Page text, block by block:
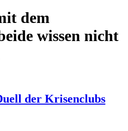
dem
wissen nicht
der Krisenclubs